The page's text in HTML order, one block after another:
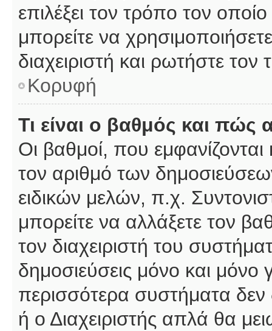
επιλέξει τον τρόπο τον
μπορείτε να
διαχειριστή και ρωτήστε τον
Κορυφή
Τι είναι ο βαθμός και
Οι βαθμοί, που
τον αριθμό των
ειδικών μελών, π.χ.
μπορείτε να αλλάξετε τον
τον διαχειριστή του
δημοσιεύσεις μόνο και
περισσότερα συστήματα δεν
ή ο Διαχειριστής απλά θα